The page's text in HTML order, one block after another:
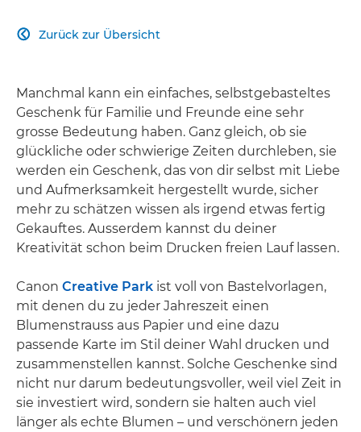
Zurück zur Übersicht

Manchmal kann ein einfaches, selbstgebasteltes
Geschenk für Familie und Freunde eine sehr
grosse Bedeutung haben. Ganz gleich, ob sie
glückliche oder schwierige Zeiten durchleben, sie
werden ein Geschenk, das von dir selbst mit Liebe
und Aufmerksamkeit hergestellt wurde, sicher
mehr zu schätzen wissen als irgend etwas fertig
Gekauftes. Ausserdem kannst du deiner
Kreativität schon beim Drucken freien Lauf lassen.
Canon Creative Park ist voll von Bastelvorlagen,
mit denen du zu jeder Jahreszeit einen
Blumenstrauss aus Papier und eine dazu
passende Karte im Stil deiner Wahl drucken und
zusammenstellen kannst. Solche Geschenke sind
nicht nur darum bedeutungsvoller, weil viel Zeit in
sie investiert wird, sondern sie halten auch viel
länger als echte Blumen – und verschönern jeden